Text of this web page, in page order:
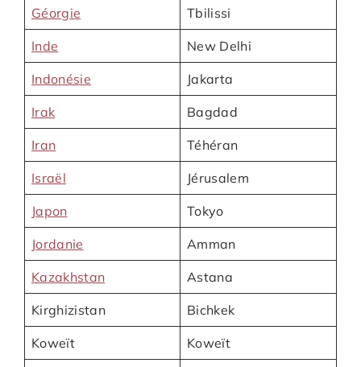
Géorgie Tbilissi
Inde New Delhi
Indonésie Jakarta
Irak Bagdad
Iran Téhéran
Israël Jérusalem
Japon Tokyo
Jordanie Amman
Kazakhstan Astana
Kirghizistan Bichkek
Koweït Koweït